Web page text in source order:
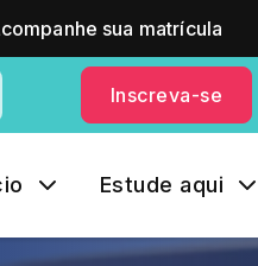
sua matrícula
Inscreva-se
Estude aqui